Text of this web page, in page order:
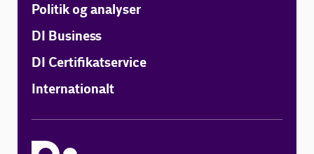
Politik og analyser
DI Business
DI Certifikatservice
Internationalt